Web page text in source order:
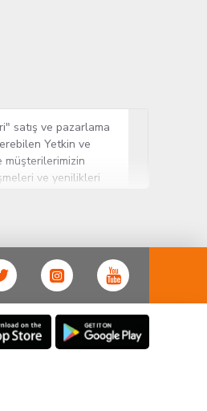
satış ve pazarlama
Yetkin ve
müşterilerimizin
ve yenilikleri
biri olması,
ve kalıcı bir yer